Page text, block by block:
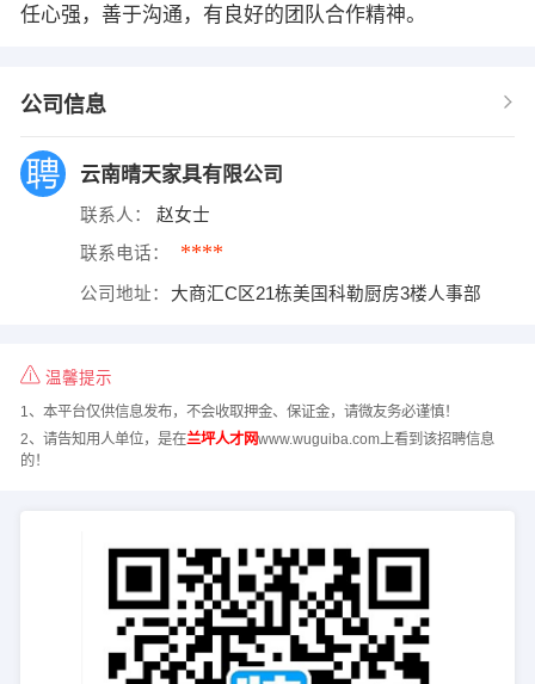
任心强，善于沟通，有良好的团队合作精神。
公司信息
云南晴天家具有限公司
联系人： 赵女士
联系电话： ****
公司地址： 大商汇C区21栋美国科勒厨房3楼人事部
温馨提示
1、本平台仅供信息发布，不会收取押金、保证金，请微友务必谨慎！
2、请告知用人单位，是在兰坪人才网www.wuguiba.com上看到该招聘信息
的！